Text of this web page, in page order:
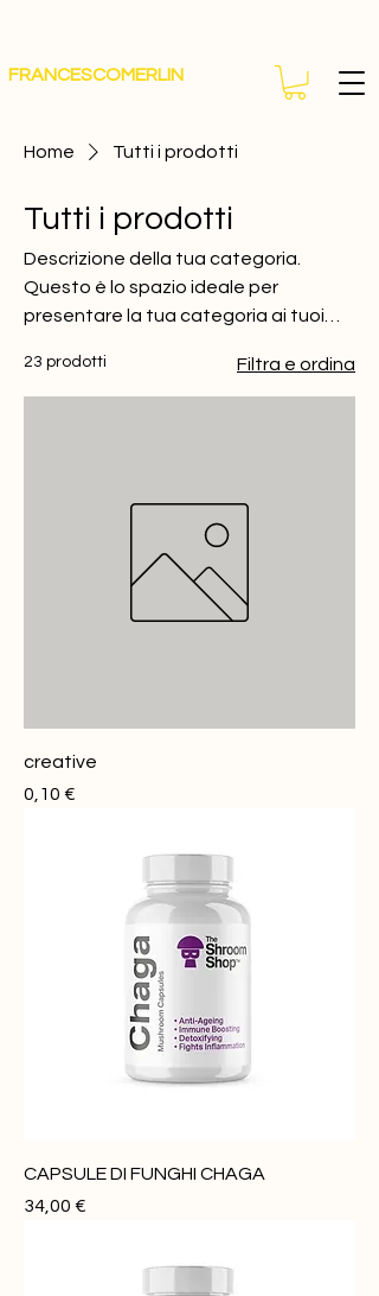
FRANCESCOMERLIN
Home Tutti i prodotti
Tutti i prodotti
Descrizione della tua categoria.
Questo è lo spazio ideale per
presentare la tua categoria ai tuoi
tuoi articoli.
23 prodotti Filtra e ordina
creative
Prezzo
0,10 €
CAPSULE DI FUNGHI CHAGA
Prezzo
34,00 €